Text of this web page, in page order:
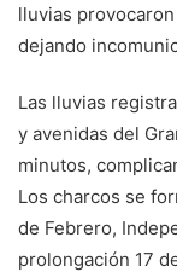
lluvias
dejando
Las lluvias
y avenidas del
minutos,
Los charcos se
de Febrero,
prolongación 17